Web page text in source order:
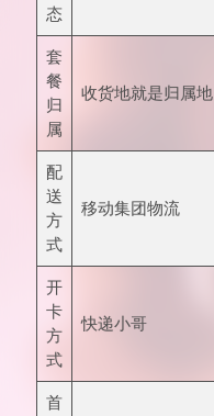
态
套
餐
归
属
收货地就是归属地
配
送
方
式
移动集团物流
开
卡
方
式
快递小哥
首